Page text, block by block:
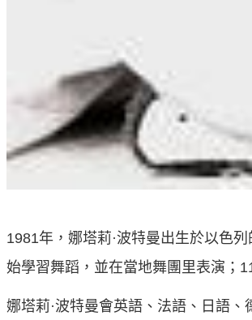
1981年，娜塔莉·波特曼出生於以色
始學習舞蹈，並在當地舞團里表演；
娜塔莉·波特曼會英語、法語、日語